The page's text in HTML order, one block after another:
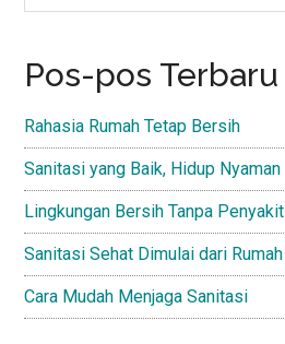
Pos-pos Terbaru
Rahasia Rumah Tetap Bersih
Sanitasi yang Baik, Hidup Nyaman
Lingkungan Bersih Tanpa Penyakit
Sanitasi Sehat Dimulai dari Rumah
Cara Mudah Menjaga Sanitasi